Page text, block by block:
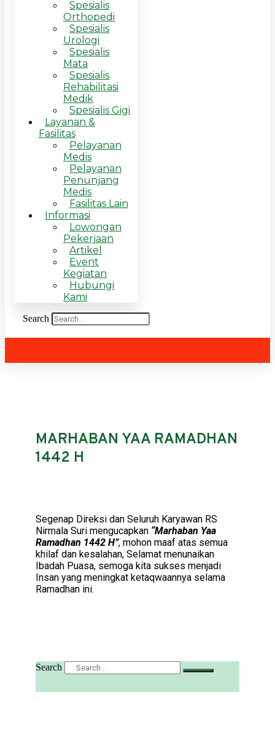
Spesialis
Orthopedi
Spesialis
Urologi
Spesialis
Mata
Spesialis
Rehabilitasi
Medik
Spesialis Gigi
Layanan &
Fasilitas
Pelayanan
Medis
Pelayanan
Penunjang
Medis
Fasilitas Lain
Informasi
Lowongan
Pekerjaan
Artikel
Event
Kegiatan
Hubungi
Kami
Search
MARHABAN YAA RAMADHAN
1442 H
Segenap Direksi dan Seluruh Karyawan RS
Nirmala Suri mengucapkan “Marhaban Yaa
Ramadhan 1442 H”, mohon maaf atas semua
khilaf dan kesalahan, Selamat menunaikan
Ibadah Puasa, semoga kita sukses menjadi
Insan yang meningkat ketaqwaannya selama
Ramadhan ini.
Search